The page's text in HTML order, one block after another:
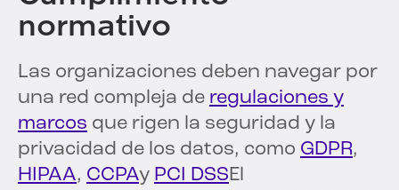
normativo
Las organizaciones deben navegar por
una red compleja de regulaciones y
marcos que rigen la seguridad y la
privacidad de los datos, como GDPR,
HIPAA, CCPAy PCI DSSEl